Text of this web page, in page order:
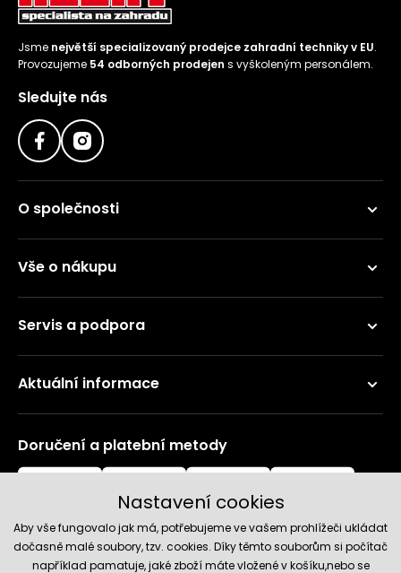
Jsme největší specializovaný prodejce zahradní techniky v EU.
Provozujeme 54 odborných prodejen s vyškoleným personálem.
Sledujte nás
O společnosti
Vše o nákupu
Servis a podpora
Aktuální informace
Doručení a platební metody
Nastavení cookies
Aby vše fungovalo jak má, potřebujeme ve vašem prohlížeči ukládat
dočasně malé soubory, tzv. cookies. Díky těmto souborům si počítač
například pamatuje, jaké zboží máte vložené v košíku,nebo se